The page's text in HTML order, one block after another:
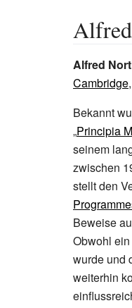
Alfred
Cambridge,
Bekannt
„Principia
seinem
zwischen
stellt den
Beweise
Obwohl
wurde und
weiterhin